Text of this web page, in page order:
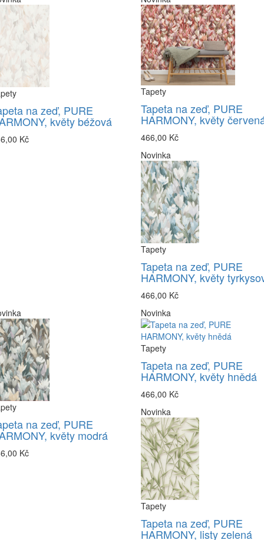
na zeď, PURE
květy béžová
Kč
Tapety
Tapeta na zeď, PURE
HARMONY, květy
466,00 Kč
Novinka
Tapety
Tapeta na zeď, PURE
HARMONY, květy
466,00 Kč
na zeď, PURE
květy modrá
Kč
Novinka
Tapety
Tapeta na zeď, PURE
HARMONY, květy hnědá
466,00 Kč
Novinka
Tapety
Tapeta na zeď, PURE
HARMONY, listy zelená